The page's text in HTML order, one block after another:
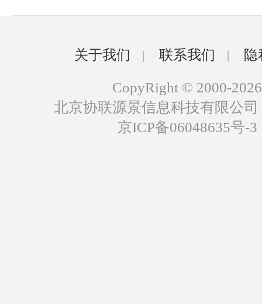
关于我们 | 联系我们 |
CopyRight © 2000-2026
北京协联源景信息科技有限公
京ICP备06048635号-3